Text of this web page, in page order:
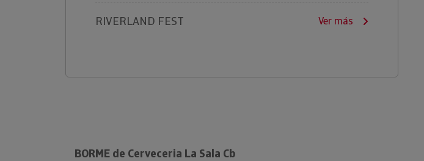
RIVERLAND FEST Ver más
BORME de Cerveceria La Sala Cb